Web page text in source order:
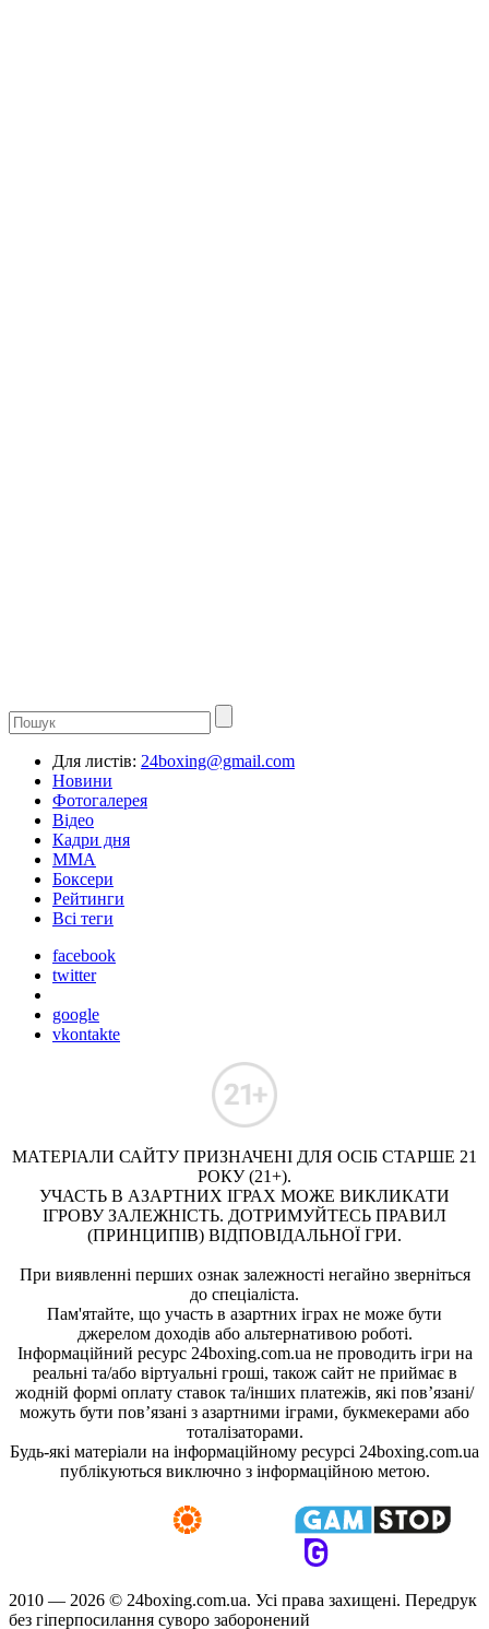
Для листів: 24boxing@gmail.com
Новини
Фотогалерея
Відео
Кадри дня
ММА
Боксери
Рейтинги
Всі теги
facebook
twitter
google
vkontakte
МАТЕРІАЛИ САЙТУ ПРИЗНАЧЕНІ ДЛЯ ОСІБ СТАРШЕ 21
РОКУ (21+).
УЧАСТЬ В АЗАРТНИХ ІГРАХ МОЖЕ ВИКЛИКАТИ
ІГРОВУ ЗАЛЕЖНІСТЬ. ДОТРИМУЙТЕСЬ ПРАВИЛ
(ПРИНЦИПІВ) ВІДПОВІДАЛЬНОЇ ГРИ.
При виявленні перших ознак залежності негайно зверніться
до спеціаліста.
Пам'ятайте, що участь в азартних іграх не може бути
джерелом доходів або альтернативою роботі.
Інформаційний ресурс 24boxing.com.ua не проводить ігри на
реальні та/або віртуальні гроші, також сайт не приймає в
жодній формі оплату ставок та/інших платежів, які пов’язані/
можуть бути пов’язані з азартними іграми, букмекерами або
тоталізаторами.
Будь-які матеріали на інформаційному ресурсі 24boxing.com.ua
публікуються виключно з інформаційною метою.
2010 — 2026 © 24boxing.com.ua. Усi права захищенi. Передрук
без гіперпосилання суворо заборонений